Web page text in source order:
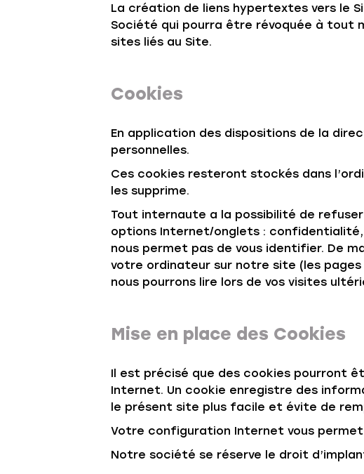
La création de liens hypertextes vers le
Société qui pourra être révoquée à tout
sites liés au Site.
Cookies
En application des dispositions de la
personnelles.
Ces cookies resteront stockés dans
les supprime.
Tout internaute a la possibilité de
options Internet/onglets : confidentialité,
nous permet pas de vous identifier. De
votre ordinateur sur notre site (les
nous pourrons lire lors de vos visites
Mise en place des Cookies
Il est précisé que des cookies pourront
Internet. Un cookie enregistre des
le présent site plus facile et évite de
Votre configuration Internet vous
Notre société se réserve le droit